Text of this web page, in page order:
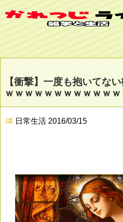
【衝撃】一度も抱いてな
ｗｗｗｗｗｗｗｗｗｗｗｗ
日常生活 2016/03/15